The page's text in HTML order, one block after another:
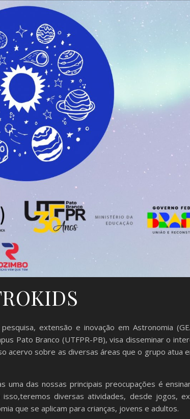
extensão e inovação em Astronomia
Pato Branco (UTFPR-PB), visa disseminar o
acervo sobre as diversas áreas que o grupo atua
uma das nossas principais preocupações é
diversas atividades, desde jogos,
que se aplicam para crianças, jovens e adultos.